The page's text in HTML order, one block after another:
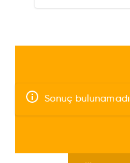
Sonuç bulunamadı